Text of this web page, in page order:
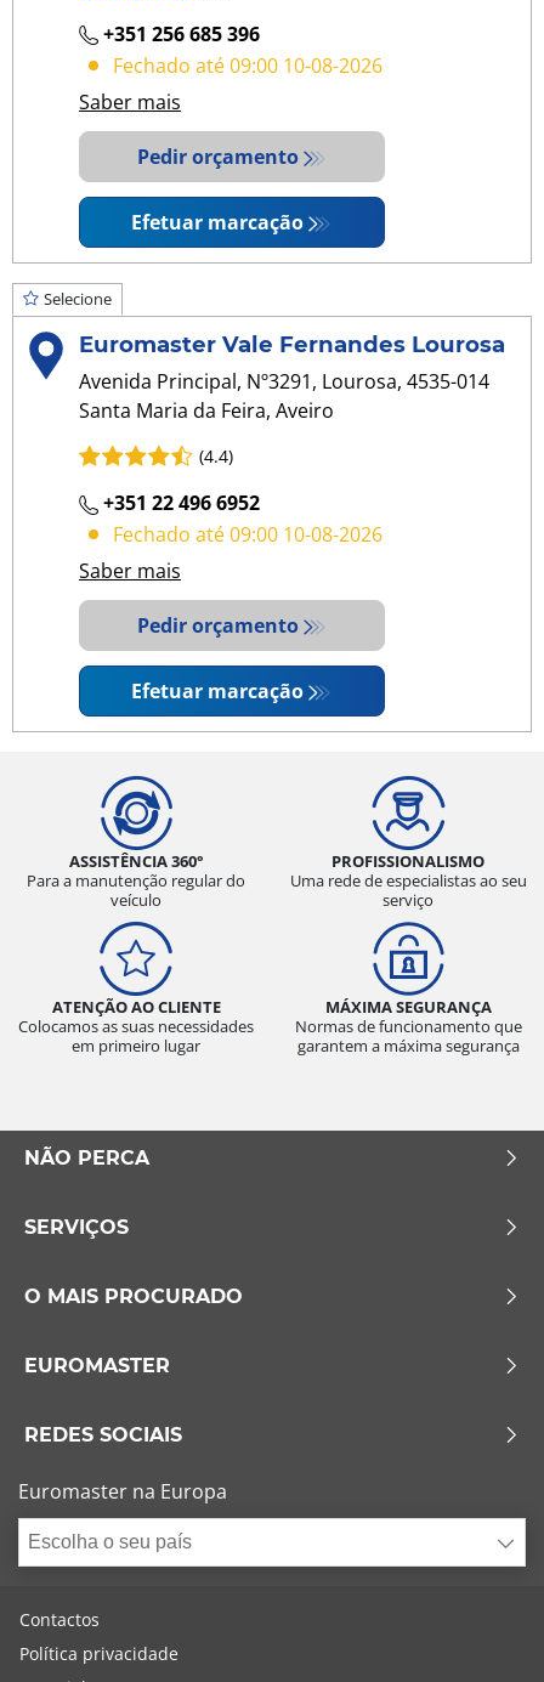
+351 256 685 396
Fechado até 09:00 10-08-2026
Saber mais
Pedir orçamento
Efetuar marcação
Selecione
Euromaster Vale Fernandes Lourosa
Avenida Principal, Nº3291, Lourosa, 4535-014
Santa Maria da Feira, Aveiro
(4.4)
+351 22 496 6952
Fechado até 09:00 10-08-2026
Saber mais
Pedir orçamento
Efetuar marcação
ASSISTÊNCIA 360°
Para a manutenção regular do
veículo
PROFISSIONALISMO
Uma rede de especialistas ao seu
serviço
ATENÇÃO AO CLIENTE
Colocamos as suas necessidades
em primeiro lugar
MÁXIMA SEGURANÇA
Normas de funcionamento que
garantem a máxima segurança
NÃO PERCA
SERVIÇOS
O MAIS PROCURADO
EUROMASTER
REDES SOCIAIS
Euromaster na Europa
Escolha o seu país
Contactos
Política privacidade